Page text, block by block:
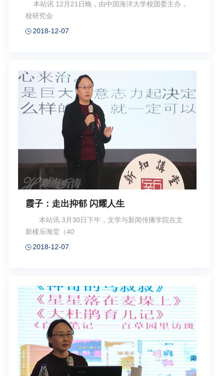
本站讯 12月21日晚，由中国海洋大学校团委主办，
校研究会
2018-12-07
霞子：走出抑郁 闪耀人生
本站讯 3月30日下午，文学与新闻传播学院在文
新楼乐海堂（40
2018-12-07